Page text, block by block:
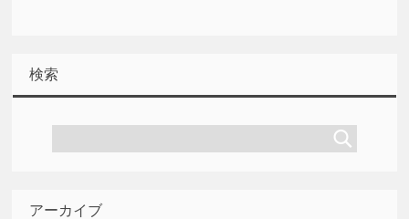
検索
アーカイブ